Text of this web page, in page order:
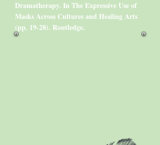
Dramatherapy. In The Expressive Use of
Masks Across Cultures and Healing Arts
(pp. 19-28). Routledge.